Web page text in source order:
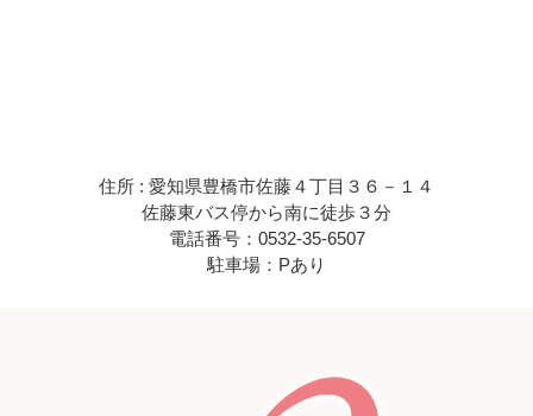
住所 : 愛知県豊橋市佐藤４丁目３６－１４
佐藤東バス停から南に徒歩３分
電話番号：0532-35-6507
駐車場：Pあり